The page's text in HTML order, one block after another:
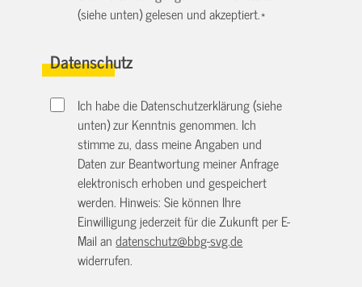
(siehe unten) gelesen und akzeptiert.*
Datenschutz
Ich habe die Datenschutzerklärung (siehe
unten) zur Kenntnis genommen. Ich
stimme zu, dass meine Angaben und
Daten zur Beantwortung meiner Anfrage
elektronisch erhoben und gespeichert
werden. Hinweis: Sie können Ihre
Einwilligung jederzeit für die Zukunft per E-
Mail andatenschutz@bbg-svg.de
widerrufen.